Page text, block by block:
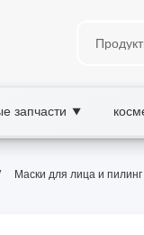
запчасти ▼
Маски для лица и пилинг